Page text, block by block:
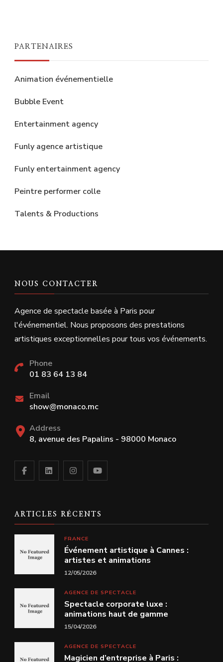
PARTENAIRES
Animation événementielle
Bubble Event
Entertainment agency
Funly agence artistique
Funly entertainment agency
Peintre performer colle
Talents & Productions
NOUS CONTACTER
Agence de spectacle basée à Paris pour
l'événementiel. Nous proposons des prestations
artistiques exceptionnelles pour tous vos événements.
Phone
01 83 64 13 84
Email
show@monaco.mc
Address
8, avenue des Papalins - 98000 Monaco
ARTICLES RÉCENTS
FRANCE
Événement artistique à Cannes :
artistes et animations
12/05/2026
AGENCE DE SPECTACLE
Spectacle corporate luxe :
animations haut de gamme
15/04/2026
AGENCE DE SPECTACLE
Magicien d’entreprise à Paris :